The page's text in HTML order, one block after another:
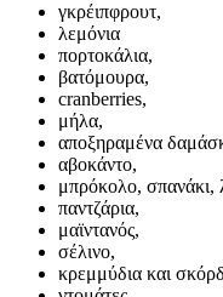
γκρέιπφρουτ,
λεμόνια
πορτοκάλια,
βατόμουρα,
cranberries,
μήλα,
αποξηραμένα
αβοκάντο,
μπρόκολο, σπανάκι,
παντζάρια,
μαϊντανός,
σέλινο,
κρεμμύδια και